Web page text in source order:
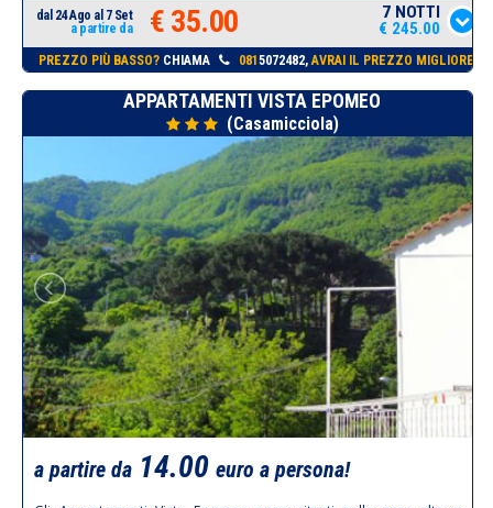
dal 24 Ago al 7 Set
a partire da
€ 35.00
7 NOTTI
€ 245.00
PREZZO PIÙ BASSO?CHIAMA 0815072482, AVRAI IL PREZZO MIGLIORE!
APPARTAMENTI VISTA EPOMEO
(Casamicciola)
a partire da 14.00 euro a persona!